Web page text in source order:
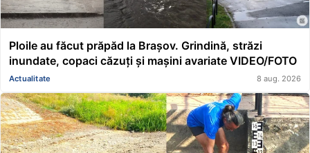
Ploile au făcut prăpăd la Brașov. Grindină, străzi
inundate, copaci căzuți și mașini avariate VIDEO/FOTO
Actualitate 8 aug. 2026